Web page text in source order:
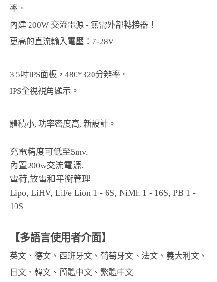
率。
內建 200W 交流電源 - 無需外部轉接器！
更高的直流輸入電壓：7-28V
3.5吋IPS面板，480*320分辨率。
IPS全視視角顯示。
體積小, 功率密度高, 新設計。
充電精度可低至5mv.
內置200w交流電源.
電荷,放電和平衡管理
Lipo, LiHV, LiFe Lion 1 - 6S, NiMh 1 - 16S, PB 1 -
10S
【多語言使用者介面】
英文、德文、西班牙文、葡萄牙文、法文、義大利文、
日文、韓文、簡體中文、繁體中文